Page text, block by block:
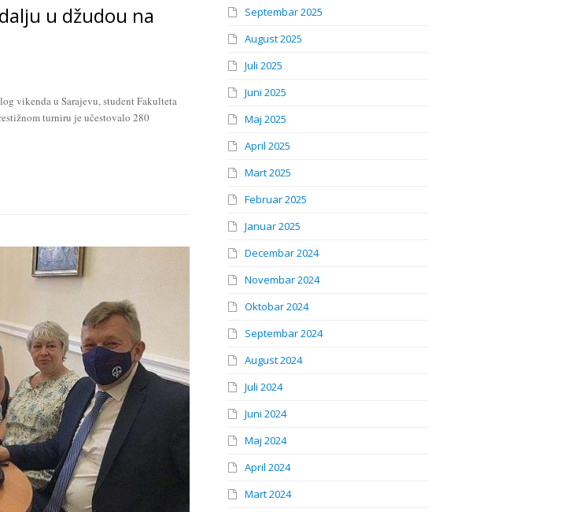
u džudou na
vikenda u Sarajevu, student Fakulteta
turniru je učestovalo 280
Septembar 2025
August 2025
Juli 2025
Juni 2025
Maj 2025
April 2025
Mart 2025
Februar 2025
Januar 2025
Decembar 2024
Novembar 2024
Oktobar 2024
Septembar 2024
August 2024
Juli 2024
Juni 2024
Maj 2024
April 2024
Mart 2024